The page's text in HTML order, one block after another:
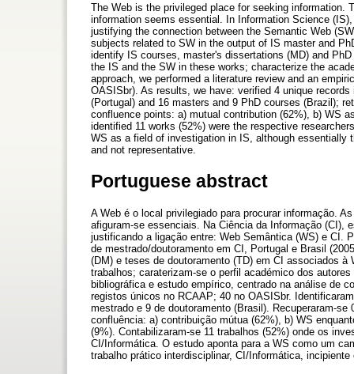
The Web is the privileged place for seeking information.
information seems essential. In Information Science
justifying the connection between the Semantic Web
subjects related to SW in the output of IS master and
identify IS courses, master's dissertations (MD) and
the IS and the SW in these works; characterize the
approach, we performed a literature review and an
OASISbr). As results, we have: verified 4 unique
(Portugal) and 16 masters and 9 PhD courses (Brazil);
confluence points: a) mutual contribution (62%), b) WS
identified 11 works (52%) were the respective
WS as a field of investigation in IS, although essentially
and not representative.
Portuguese abstract
A Web é o local privilegiado para procurar informação.
afiguram-se essenciais. Na Ciência da Informação (CI),
justificando a ligação entre: Web Semântica (WS) e CI.
de mestrado/doutoramento em CI, Portugal e Brasil
(DM) e teses de doutoramento (TD) em CI associados
trabalhos; caraterizam-se o perfil académico dos
bibliográfica e estudo empírico, centrado na análise de
registos únicos no RCAAP; 40 no OASISbr.
mestrado e 9 de doutoramento (Brasil). Recuperaram-
confluência: a) contribuição mútua (62%), b) WS
(9%). Contabilizaram-se 11 trabalhos (52%) onde os
CI/Informática. O estudo aponta para a WS como um
trabalho prático interdisciplinar, CI/Informática,